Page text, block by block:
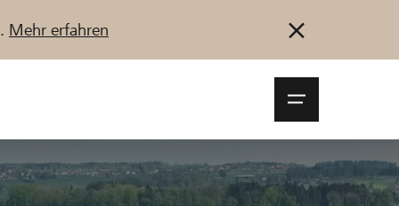
Mehr erfahren
Anmelden Registrieren